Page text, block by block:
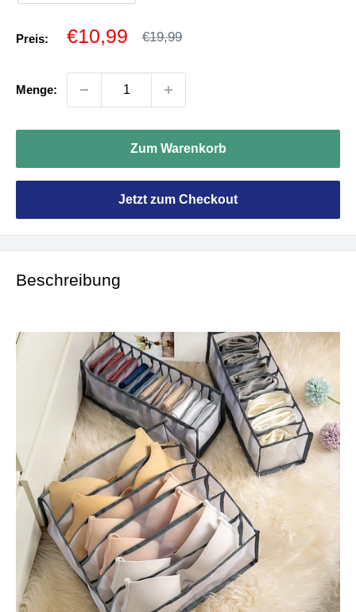
Preis: Sonderpreis
€10,99 Normalpreis
€19,99
Menge:
Zum Warenkorb
Jetzt zum Checkout
Beschreibung